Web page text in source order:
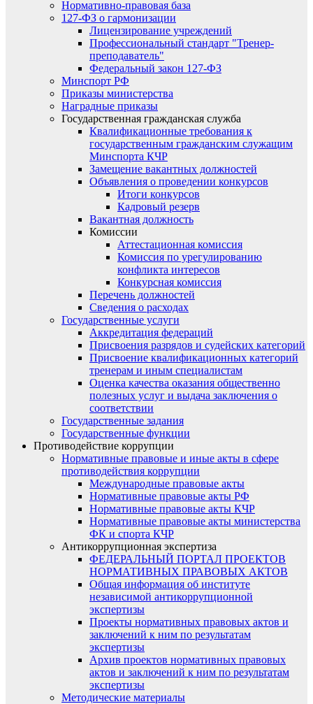
Нормативно-правовая база
127-ФЗ о гармонизации
Лицензирование учреждений
Профессиональный стандарт "Тренер-
преподаватель"
Федеральный закон 127-ФЗ
Минспорт РФ
Приказы министерства
Наградные приказы
Государственная гражданская служба
Квалификационные требования к
государственным гражданским служащим
Минспорта КЧР
Замещение вакантных должностей
Объявления о проведении конкурсов
Итоги конкурсов
Кадровый резерв
Вакантная должность
Комиссии
Аттестационная комиссия
Комиссия по урегулированию
конфликта интересов
Конкурсная комиссия
Перечень должностей
Сведения о расходах
Государственные услуги
Аккредитация федераций
Присвоения разрядов и судейских категорий
Присвоение квалификационных категорий
тренерам и иным специалистам
Оценка качества оказания общественно
полезных услуг и выдача заключения о
соответствии
Государственные задания
Государственные функции
Противодействие коррупции
Нормативные правовые и иные акты в сфере
противодействия коррупции
Международные правовые акты
Нормативные правовые акты РФ
Нормативные правовые акты КЧР
Нормативные правовые акты министерства
ФК и спорта КЧР
Антикоррупционная экспертиза
ФЕДЕРАЛЬНЫЙ ПОРТАЛ ПРОЕКТОВ
НОРМАТИВНЫХ ПРАВОВЫХ АКТОВ
Общая информация об институте
независимой антикоррупционной
экспертизы
Проекты нормативных правовых актов и
заключений к ним по результатам
экспертизы
Архив проектов нормативных правовых
актов и заключений к ним по результатам
экспертизы
Методические материалы